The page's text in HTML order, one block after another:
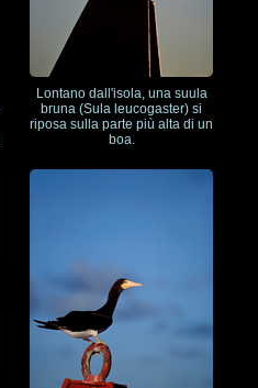
Lontano dall'isola, una suula
bruna (Sula leucogaster) si
riposa sulla parte più alta di un
boa.